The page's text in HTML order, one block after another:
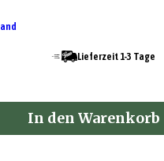
Lieferzeit 1-3 Tage
In den Warenkorb